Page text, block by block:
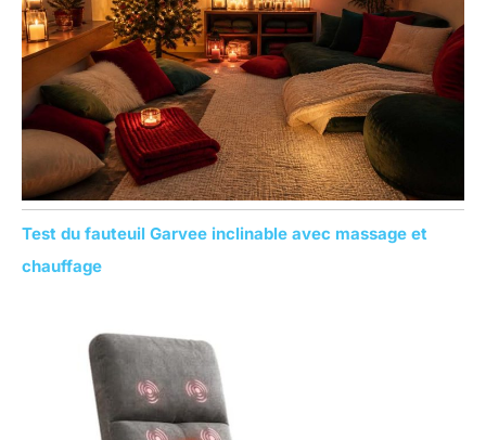
:
Test du fauteuil Garvee inclinable avec massage et
chauffage